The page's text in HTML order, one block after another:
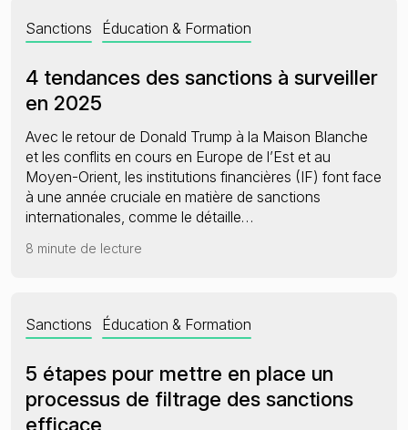
Sanctions Éducation & Formation
4 tendances des sanctions à surveiller
en 2025
Avec le retour de Donald Trump à la Maison Blanche
et les conflits en cours en Europe de l’Est et au
Moyen-Orient, les institutions financières (IF) font face
à une année cruciale en matière de sanctions
internationales, comme le détaille…
8 minute de lecture
Sanctions Éducation & Formation
5 étapes pour mettre en place un
processus de filtrage des sanctions
efficace